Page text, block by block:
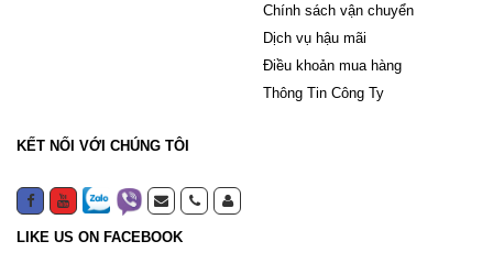
Chính sách vận chuyển
Dịch vụ hậu mãi
Điều khoản mua hàng
Thông Tin Công Ty
KẾT NỐI VỚI CHÚNG TÔI
LIKE US ON FACEBOOK